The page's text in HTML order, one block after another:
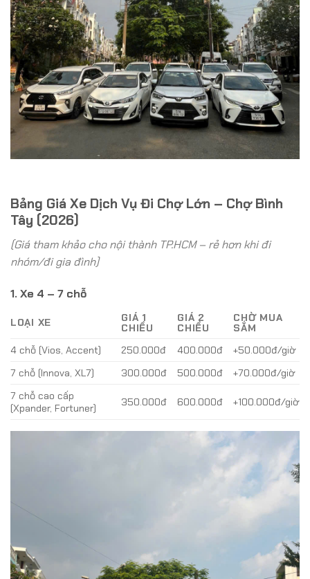
Bảng Giá Xe Dịch Vụ Đi Chợ Lớn – Chợ Bình
Tây (2026)
(Giá tham khảo cho nội thành TP.HCM – rẻ hơn khi đi
nhóm/đi gia đình)
1. Xe 4 – 7 chỗ
LOẠI XE
GIÁ 1
CHIỀU
GIÁ 2
CHIỀU
CHỜ MUA
SẮM
4 chỗ (Vios, Accent)
250.000đ 400.000đ
+50.000đ/giờ
7 chỗ (Innova, XL7)
300.000đ 500.000đ
+70.000đ/giờ
7 chỗ cao cấp
(Xpander, Fortuner)
350.000đ 600.000đ +100.000đ/giờ